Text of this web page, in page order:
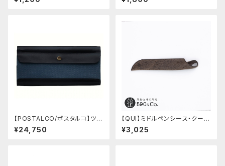
【POSTALCO/ポスタルコ】ツー
ルボックス (Navy Blue)
¥24,750
【QUI】ミドルペンシース・クード
ゥー (ストーン)
¥3,025